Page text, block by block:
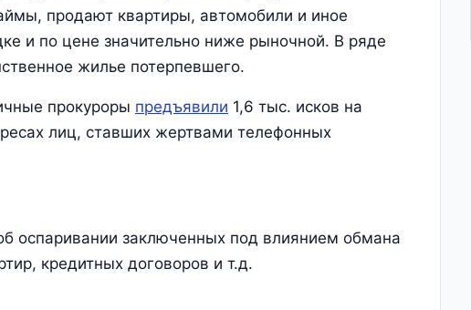
продают квартиры, автомобили и иное
и по цене значительно ниже рыночной. В ряде
жилье потерпевшего.
прокуроры предъявили 1,6 тыс. исков на
лиц, ставших жертвами телефонных
оспаривании заключенных под влиянием обмана
кредитных договоров и т.д.